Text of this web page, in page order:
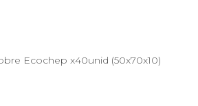
Ecochep x40unid (50x70x10)